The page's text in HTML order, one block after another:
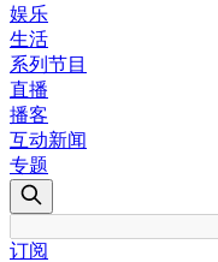
娱乐
生活
系列节目
直播
播客
互动新闻
专题
订阅